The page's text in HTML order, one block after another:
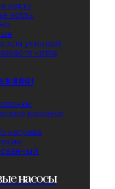
котлы
котлы
для уличной
котла
колонки
нагрева
насосы